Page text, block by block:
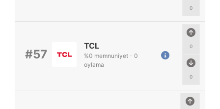
0
#57
0
0
TCL
%0 memnuniyet - 0
oylama